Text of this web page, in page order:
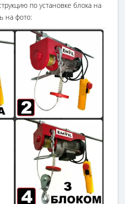
по установке блока на
на фото: